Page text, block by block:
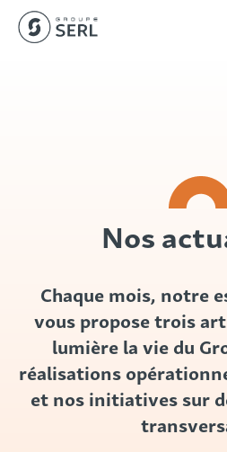
Nos
Chaque mois, notre
vous propose trois
lumière la vie du
réalisations
et nos initiatives sur